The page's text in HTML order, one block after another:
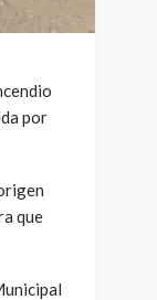
por
que